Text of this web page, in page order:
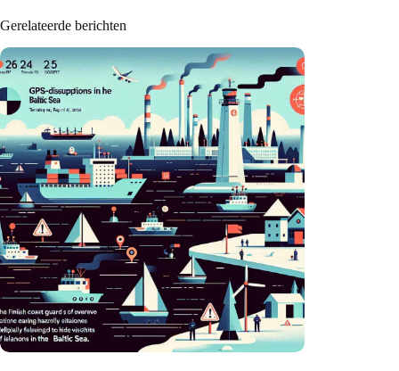
Gerelateerde berichten